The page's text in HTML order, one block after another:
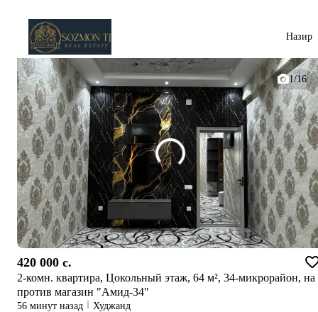
Назир
1/16
420 000 c.
2-комн. квартира, Цокольный этаж, 64 м², 34-микрорайон, на
против магазин "Амид-34"
56 минут назад Худжанд